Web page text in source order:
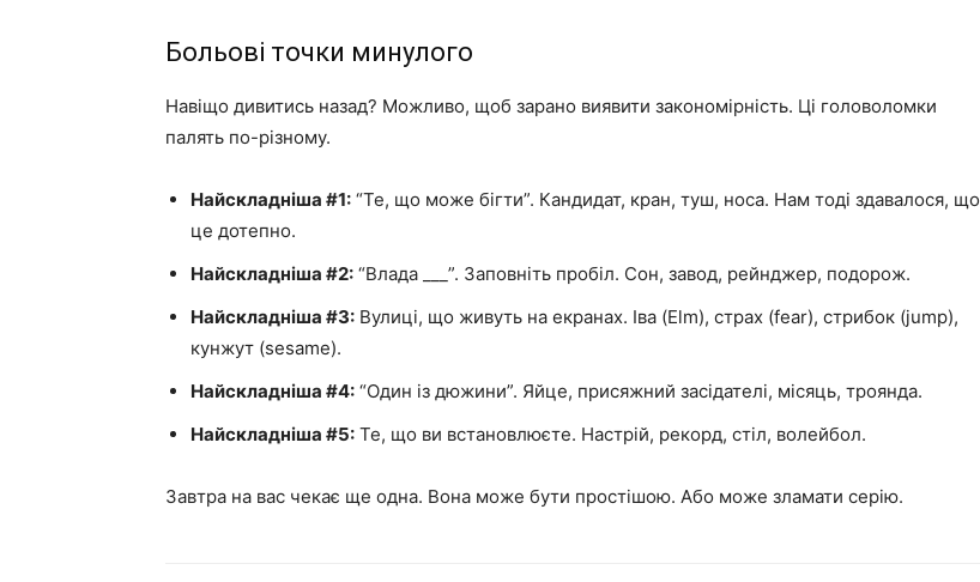
Больові точки минулого
Навіщо дивитись назад? Можливо, щоб зарано виявити закономірність. Ці головоломки
палять по-різному.
Найскладніша #1: “Те, що може бігти”. Кандидат, кран, туш, носа. Нам тоді здавалося, що
це дотепно.
Найскладніша #2: “Влада ___”. Заповніть пробіл. Сон, завод, рейнджер, подорож.
Найскладніша #3: Вулиці, що живуть на екранах. Іва (Elm), страх (fear), стрибок (jump),
кунжут (sesame).
Найскладніша #4: “Один із дюжини”. Яйце, присяжний засідателі, місяць, троянда.
Найскладніша #5: Те, що ви встановлюєте. Настрій, рекорд, стіл, волейбол.
Завтра на вас чекає ще одна. Вона може бути простішою. Або може зламати серію.